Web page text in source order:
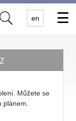
en
✕
Můžete se